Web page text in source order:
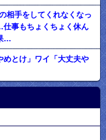
相手をしてくれなくなっ
事もちょくちょく休ん
…
めとけ」ワイ「大丈夫や